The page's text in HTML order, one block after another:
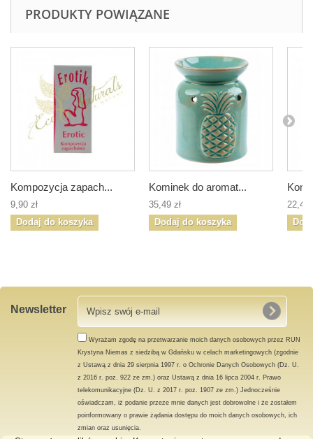
PRODUKTY POWIĄZANE
Kompozycja zapach...
9,90 zł
Dodaj do koszyka
Kominek do aromat...
35,49 zł
Dodaj do koszyka
22,49
Newsletter
Wyrażam zgodę na przetwarzanie moich danych osobowych przez RUN
Krystyna Niemas z siedzibą w Gdańsku w celach marketingowych (zgodnie
z Ustawą z dnia 29 sierpnia 1997 r. o Ochronie Danych Osobowych (Dz. U.
z 2016 r. poz. 922 ze zm.) oraz Ustawą z dnia 16 lipca 2004 r. Prawo
telekomunikacyjne (Dz. U. z 2017 r. poz. 1907 ze zm.) Jednocześnie
oświadczam, iż podanie przeze mnie danych jest dobrowolne i że zostałem
poinformowany o prawie żądania dostępu do moich danych osobowych, ich
zmian oraz usunięcia.